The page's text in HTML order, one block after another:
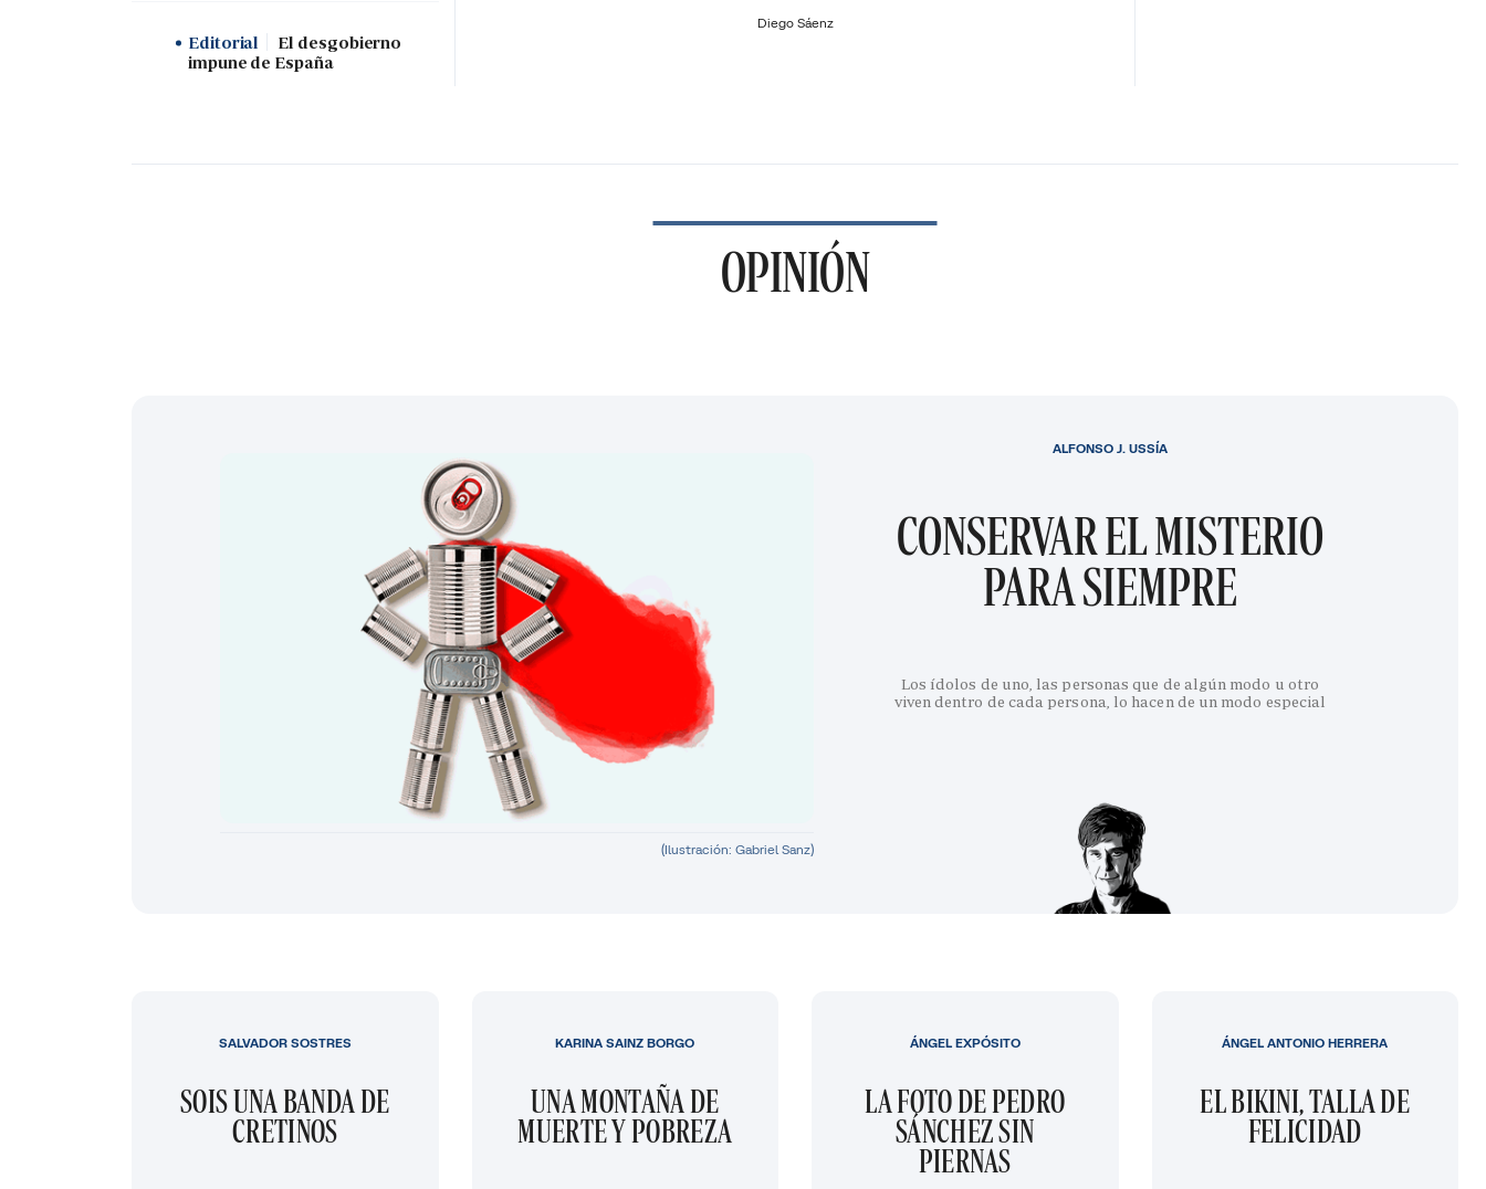
Editorial
El desgobierno
impune de España
Diego Sáenz
OPINIÓN
(Ilustración: Gabriel Sanz)
CONSERVAR EL MISTERIO
PARA SIEMPRE
Los ídolos de uno, las personas que de algún modo u otro
viven dentro de cada persona, lo hacen de un modo especial
ALFONSO J. USSÍA
SOIS UNA BANDA DE
CRETINOS
SALVADOR SOSTRES
UNA MONTAÑA DE
MUERTE Y POBREZA
KARINA SAINZ BORGO
LA FOTO DE PEDRO
SÁNCHEZ SIN
PIERNAS
ÁNGEL EXPÓSITO
EL BIKINI, TALLA DE
FELICIDAD
ÁNGEL ANTONIO HERRERA